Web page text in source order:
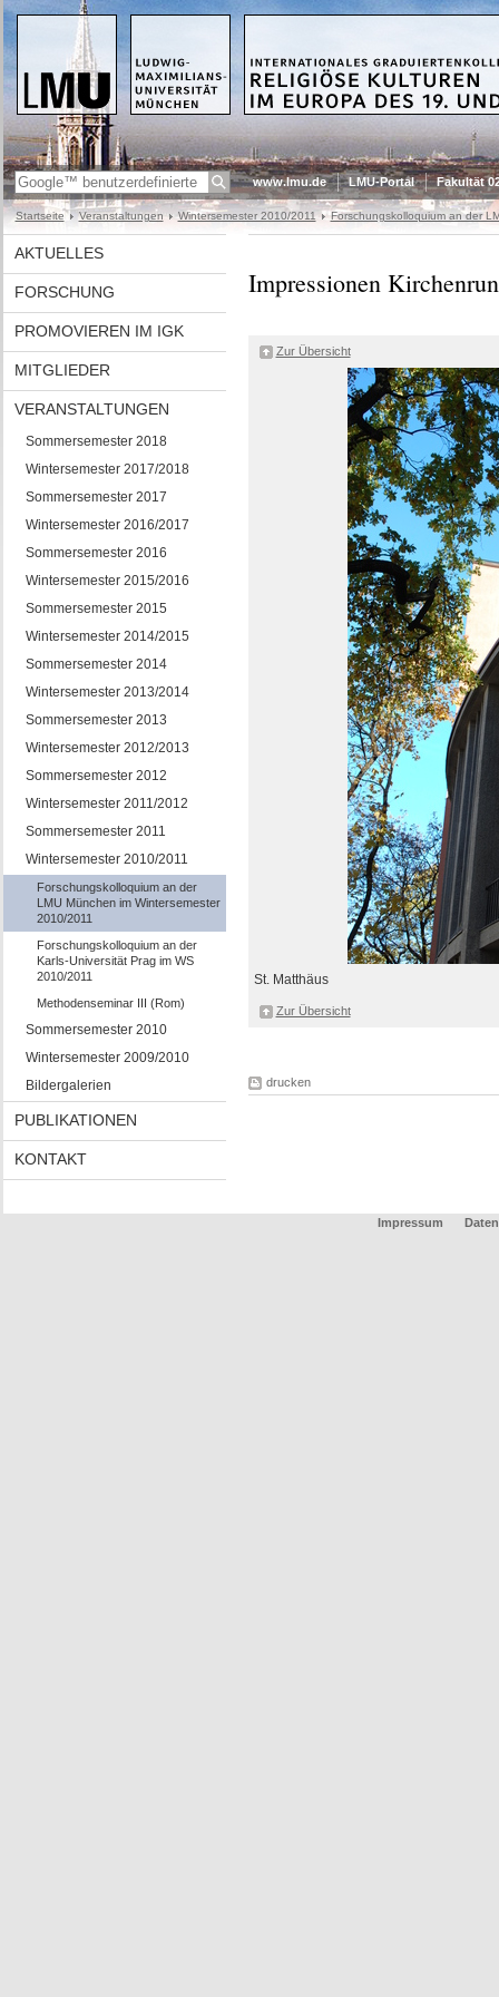
www.lmu.de LMU-Portal Fakultät
Startseite Veranstaltungen Wintersemester 2010/2011 Forschungskolloquium an der
AKTUELLES
FORSCHUNG
PROMOVIEREN IM IGK
MITGLIEDER
VERANSTALTUNGEN
Sommersemester 2018
Wintersemester 2017/2018
Sommersemester 2017
Wintersemester 2016/2017
Sommersemester 2016
Wintersemester 2015/2016
Sommersemester 2015
Wintersemester 2014/2015
Sommersemester 2014
Wintersemester 2013/2014
Sommersemester 2013
Wintersemester 2012/2013
Sommersemester 2012
Wintersemester 2011/2012
Sommersemester 2011
Wintersemester 2010/2011
Forschungskolloquium an der
LMU München im Wintersemester
2010/2011
Forschungskolloquium an der
Karls-Universität Prag im WS
2010/2011
Methodenseminar III (Rom)
Sommersemester 2010
Wintersemester 2009/2010
Bildergalerien
PUBLIKATIONEN
KONTAKT
Impressionen
Zur Übersicht
St. Matthäus
Zur Übersicht
drucken
Impressum